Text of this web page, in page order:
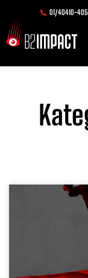
Inhalt
springen
01/40410-405